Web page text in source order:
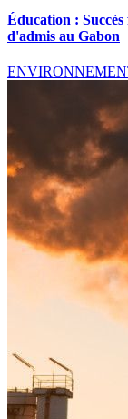
Éducation :
d'admis au Gabon